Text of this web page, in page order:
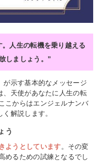
人生の転機を乗り越える
しましょう。”
が示す基本的なメッセージ
、天使があなたに人生の転
こからはエンジェルナンバ
解説します。
う
ようとしています。その変
めるための試練となるでし